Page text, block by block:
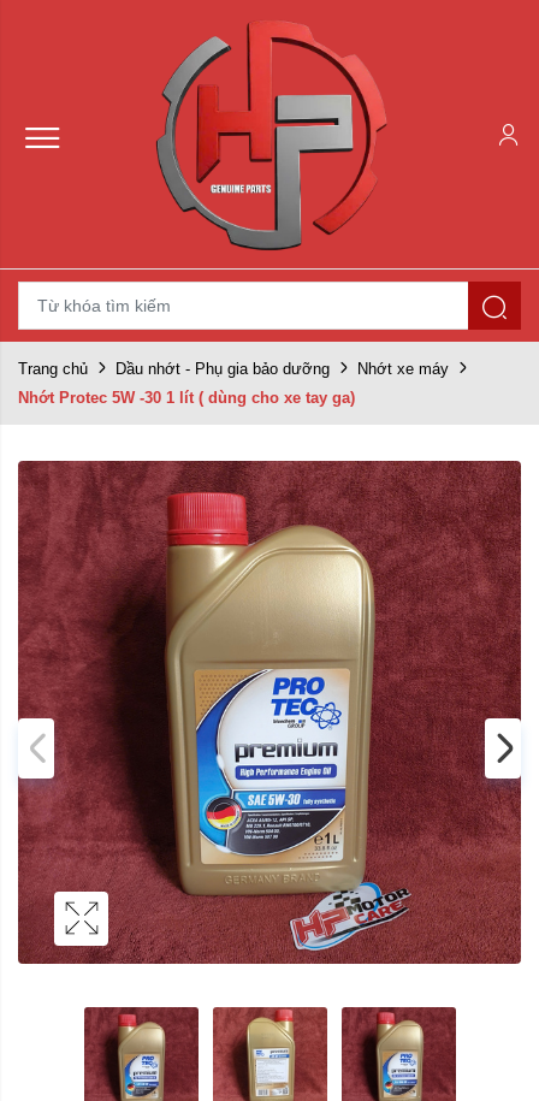
Trang chủ Dầu nhớt - Phụ gia bảo dưỡng
Nhớt xe máy
Nhớt Protec 5W -30 1 lít ( dùng cho xe tay ga)